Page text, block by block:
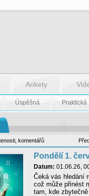
Ankety
Úspěšná Praktická
komentářů
Pondělí 1.
Datum: 01.06.26,
Čeká vás hledání
což může přinést
tam, kde